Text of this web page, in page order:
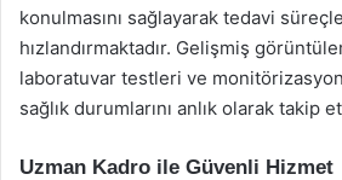
konulmasını sağlayarak tedavi
hızlandırmaktadır. Gelişmiş
laboratuvar testleri ve monitörizasyon
sağlık durumlarını anlık olarak takip
Uzman Kadro ile Güvenli Hizmet